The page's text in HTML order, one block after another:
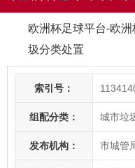
欧洲杯足球平台-欧
圾分类处置
索引号：
组配分类： 城市垃
发布机构： 市城管